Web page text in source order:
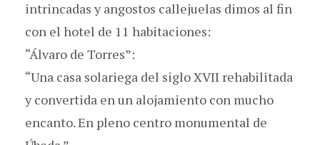
intrincadas y angostos callejuelas dimos al fin
con el hotel de 11 habitaciones:
“Álvaro de Torres”:
“Una casa solariega del siglo XVII rehabilitada
y convertida en un alojamiento con mucho
encanto. En pleno centro monumental de